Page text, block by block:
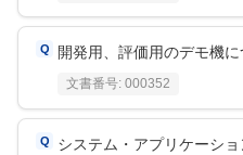
開発用、評価用のデモ機に
文書番号: 000352
システム・アプリケーシ